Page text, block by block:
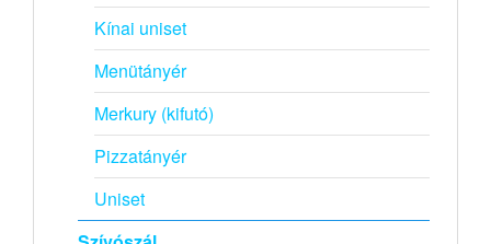
Kínai uniset
Menütányér
Merkury (kifutó)
Pizzatányér
Uniset